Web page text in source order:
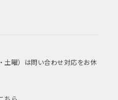
曜）は問い合わせ対応をお休